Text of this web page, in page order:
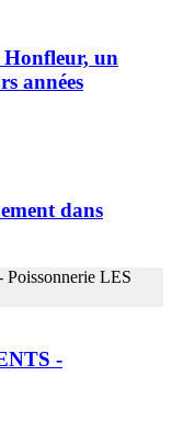
Honfleur, un
années
dans
-